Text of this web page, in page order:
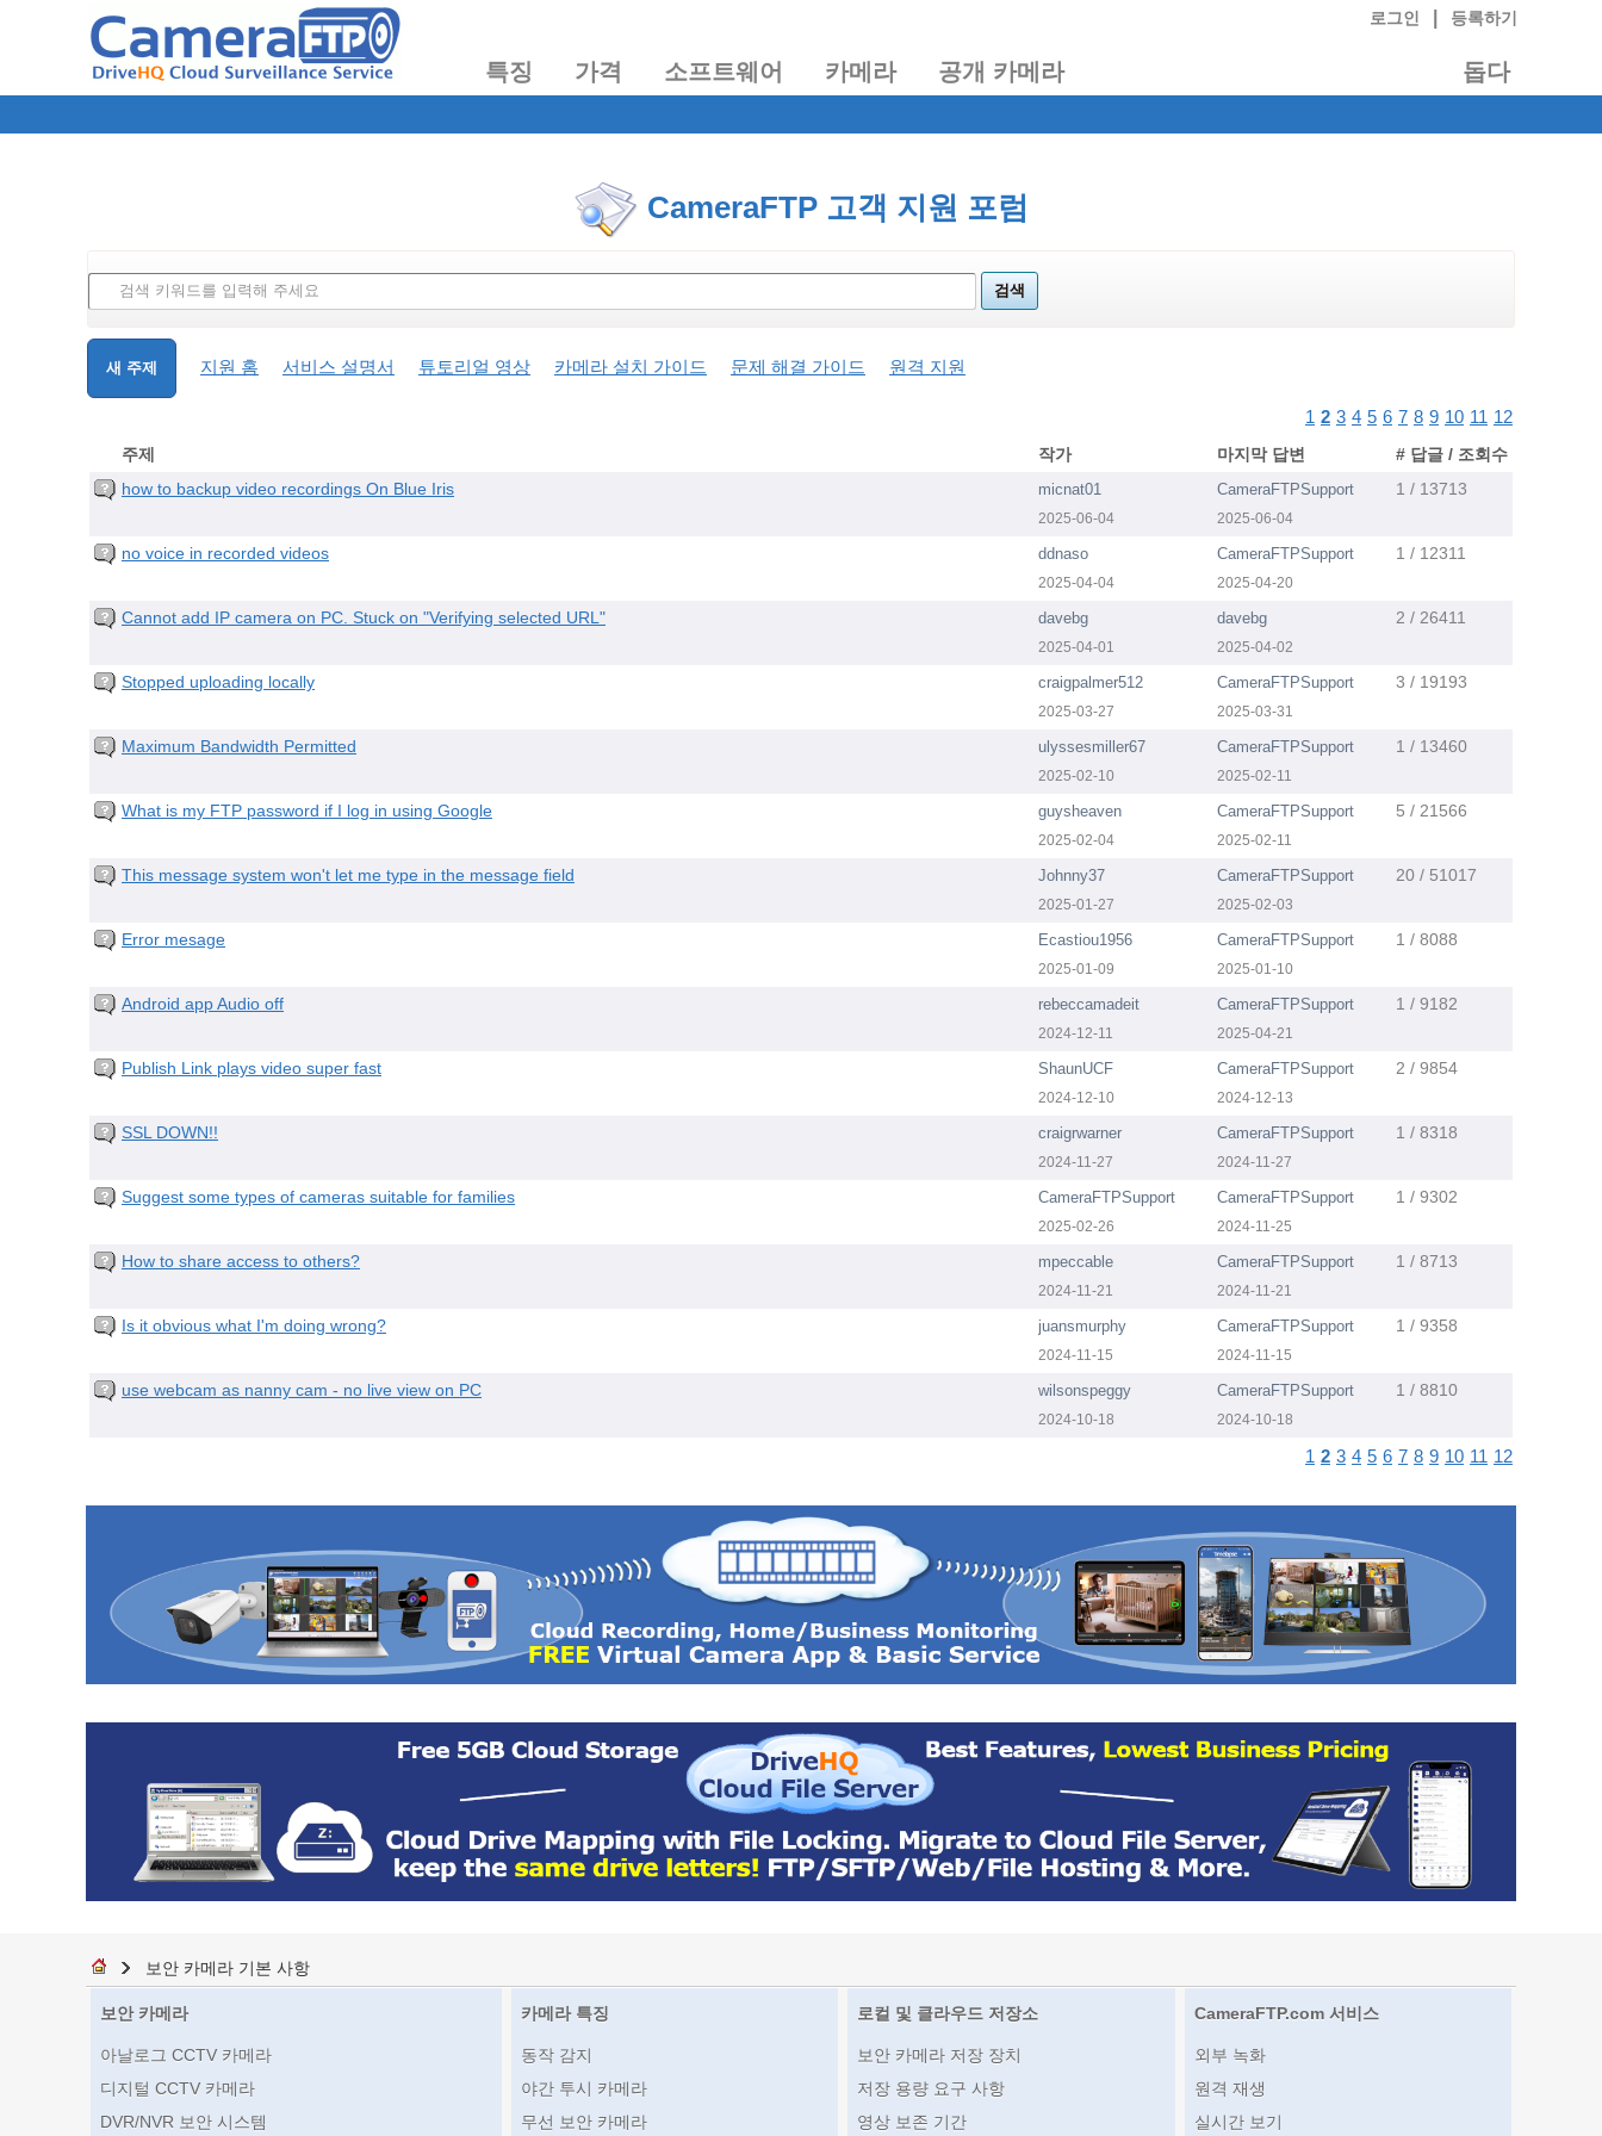
로그인 등록하기
특징 가격 소프트웨어 카메라 공개 카메라 돕다
CameraFTP 고객 지원 포럼
새 주제 지원 홈 서비스 설명서 튜토리얼 영상 카메라 설치 가이드 문제 해결 가이드 원격 지원
1 2 3 4 5 6 7 8 9 10 11 12
주제
작가 마지막 답변
# 답글 / 조회수
how to backup video recordings On Blue Iris
micnat01
2025-06-04
CameraFTPSupport
2025-06-04
1 / 13713
no voice in recorded videos ddnaso
2025-04-04
CameraFTPSupport
2025-04-20
1 / 12311
Cannot add IP camera on PC. Stuck on "Verifying selected URL" davebg
2025-04-01
davebg
2025-04-02
2 / 26411
Stopped uploading locally craigpalmer512
2025-03-27
CameraFTPSupport
2025-03-31
3 / 19193
Maximum Bandwidth Permitted ulyssesmiller67
2025-02-10
CameraFTPSupport
2025-02-11
1 / 13460
What is my FTP password if I log in using Google guysheaven
2025-02-04
CameraFTPSupport
2025-02-11
5 / 21566
This message system won't let me type in the message field Johnny37
2025-01-27
CameraFTPSupport
2025-02-03
20 / 51017
Error mesage Ecastiou1956
2025-01-09
CameraFTPSupport
2025-01-10
1 / 8088
Android app Audio off rebeccamadeit
2024-12-11
CameraFTPSupport
2025-04-21
1 / 9182
Publish Link plays video super fast ShaunUCF
2024-12-10
CameraFTPSupport
2024-12-13
2 / 9854
SSL DOWN!! craigrwarner
2024-11-27
CameraFTPSupport
2024-11-27
1 / 8318
Suggest some types of cameras suitable for families CameraFTPSupport
2025-02-26
CameraFTPSupport
2024-11-25
1 / 9302
How to share access to others? mpeccable
2024-11-21
CameraFTPSupport
2024-11-21
1 / 8713
Is it obvious what I'm doing wrong? juansmurphy
2024-11-15
CameraFTPSupport
2024-11-15
1 / 9358
use webcam as nanny cam - no live view on PC wilsonspeggy
2024-10-18
CameraFTPSupport
2024-10-18
1 / 8810
1 2 3 4 5 6 7 8 9 10 11 12
보안 카메라 기본 사항
보안 카메라
아날로그 CCTV 카메라
디지털 CCTV 카메라
DVR/NVR 보안 시스템
카메라 특징
동작 감지
야간 투시 카메라
무선 보안 카메라
로컬 및 클라우드 저장소
보안 카메라 저장 장치
저장 용량 요구 사항
영상 보존 기간
CameraFTP.com 서비스
외부 녹화
원격 재생
실시간 보기